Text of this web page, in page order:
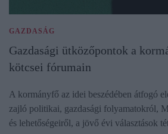
GAZDASÁG
Gazdasági ütközőpontok a
kötcsei fórumain
A kormányfő az idei beszédében átfogó
zajló politikai, gazdasági folyamatokról,
és lehetőségeiről, a jövő évi választások